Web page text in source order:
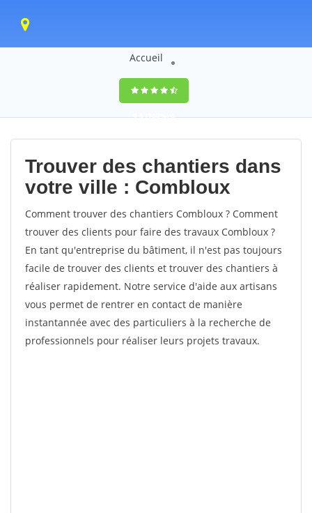
Accueil
9,5(100%)0
votes
Trouver des chantiers dans
votre ville : Combloux
Comment trouver des chantiers Combloux ? Comment
trouver des clients pour faire des travaux Combloux ?
En tant qu'entreprise du bâtiment, il n'est pas toujours
facile de trouver des clients et trouver des chantiers à
réaliser rapidement. Notre service d'aide aux artisans
vous permet de rentrer en contact de manière
instantannée avec des particuliers à la recherche de
professionnels pour réaliser leurs projets travaux.